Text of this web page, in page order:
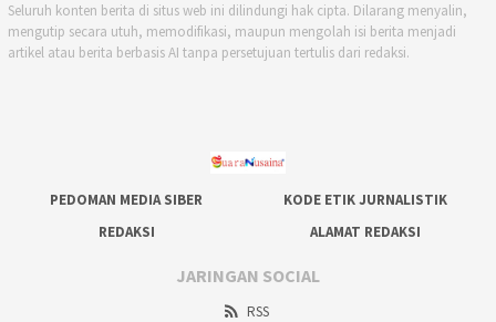
Seluruh konten berita di situs web ini dilindungi hak cipta. Dilarang menyalin,
mengutip secara utuh, memodifikasi, maupun mengolah isi berita menjadi
artikel atau berita berbasis AI tanpa persetujuan tertulis dari redaksi.
PEDOMAN MEDIA SIBER
KODE ETIK JURNALISTIK
REDAKSI
ALAMAT REDAKSI
JARINGAN SOCIAL
RSS